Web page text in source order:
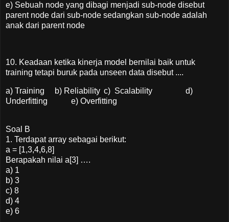
e) Sebuah node yang dibagi menjadi sub-node disebut
parent node dari sub-node sedangkan sub-node adalah
anak dari parent node
10. Keadaan ketika kinerja model bernilai baik untuk
training tetapi buruk pada unseen data disebut ....
a) Training b) Reliability c) Scalability
d)
Underfitting
e) Overfitting
Soal B
1. Terdapat array sebagai berikut:
a = [1,3,4,6,8]
Berapakah nilai a[3] ….
a) 1
b) 3
c) 8
d) 4
e) 6